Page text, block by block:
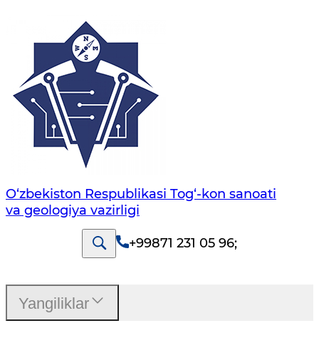
O‘zbekiston Respublikasi Tog‘-kon sanoati
va geologiya vazirligi
+99871 231 05 96;
Yangiliklar